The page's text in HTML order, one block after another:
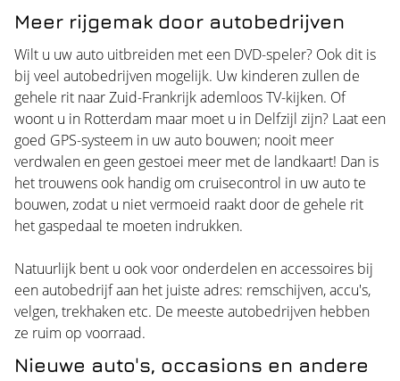
Meer rijgemak door autobedrijven
Wilt u uw auto uitbreiden met een DVD-speler? Ook dit is
bij veel autobedrijven mogelijk. Uw kinderen zullen de
gehele rit naar Zuid-Frankrijk ademloos TV-kijken. Of
woont u in Rotterdam maar moet u in Delfzijl zijn? Laat een
goed GPS-systeem in uw auto bouwen; nooit meer
verdwalen en geen gestoei meer met de landkaart! Dan is
het trouwens ook handig om cruisecontrol in uw auto te
bouwen, zodat u niet vermoeid raakt door de gehele rit
het gaspedaal te moeten indrukken.
Natuurlijk bent u ook voor onderdelen en accessoires bij
een autobedrijf aan het juiste adres: remschijven, accu's,
velgen, trekhaken etc. De meeste autobedrijven hebben
ze ruim op voorraad.
Nieuwe auto's, occasions en andere